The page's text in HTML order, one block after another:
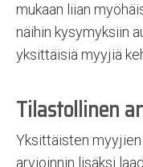
mukaan liian
näihin kysymyksiin
yksittäisiä myyjiä
Tilastollinen
Yksittäisten
arvioinnin lisäksi